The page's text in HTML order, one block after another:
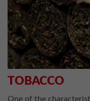
TOBACCO
One of the